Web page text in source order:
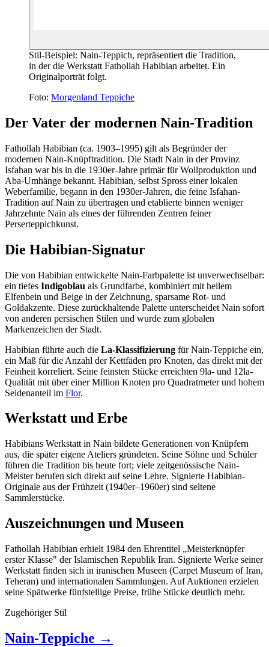
Stil-Beispiel: Nain-Teppich, repräsentiert die Tradition,
in der die Werkstatt Fathollah Habibian arbeitet. Ein
Originalporträt folgt.
Foto: Morgenland Teppiche
Der Vater der modernen Nain-Tradition
Fathollah Habibian (ca. 1903–1995) gilt als Begründer der
modernen Nain-Knüpftradition. Die Stadt Nain in der Provinz
Isfahan war bis in die 1930er-Jahre primär für Wollproduktion und
Aba-Umhänge bekannt. Habibian, selbst Spross einer lokalen
Weberfamilie, begann in den 1930er-Jahren, die feine Isfahan-
Tradition auf Nain zu übertragen und etablierte binnen weniger
Jahrzehnte Nain als eines der führenden Zentren feiner
Perserteppichkunst.
Die Habibian-Signatur
Die von Habibian entwickelte Nain-Farbpalette ist unverwechselbar:
ein tiefes Indigoblau als Grundfarbe, kombiniert mit hellem
Elfenbein und Beige in der Zeichnung, sparsame Rot- und
Goldakzente. Diese zurückhaltende Palette unterscheidet Nain sofort
von anderen persischen Stilen und wurde zum globalen
Markenzeichen der Stadt.
Habibian führte auch die La-Klassifizierung für Nain-Teppiche ein,
ein Maß für die Anzahl der Kettfäden pro Knoten, das direkt mit der
Feinheit korreliert. Seine feinsten Stücke erreichten 9la- und 12la-
Qualität mit über einer Million Knoten pro Quadratmeter und hohem
Seidenanteil im Flor.
Werkstatt und Erbe
Habibians Werkstatt in Nain bildete Generationen von Knüpfern
aus, die später eigene Ateliers gründeten. Seine Söhne und Schüler
führen die Tradition bis heute fort; viele zeitgenössische Nain-
Meister berufen sich direkt auf seine Lehre. Signierte Habibian-
Originale aus der Frühzeit (1940er–1960er) sind seltene
Sammlerstücke.
Auszeichnungen und Museen
Fathollah Habibian erhielt 1984 den Ehrentitel „Meisterknüpfer
erster Klasse" der Islamischen Republik Iran. Signierte Werke seiner
Werkstatt finden sich in iranischen Museen (Carpet Museum of Iran,
Teheran) und internationalen Sammlungen. Auf Auktionen erzielen
seine Spätwerke fünfstellige Preise, frühe Stücke deutlich mehr.
Zugehöriger Stil
Nain-Teppiche →